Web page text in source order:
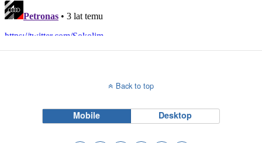
Back to top
Mobile Desktop